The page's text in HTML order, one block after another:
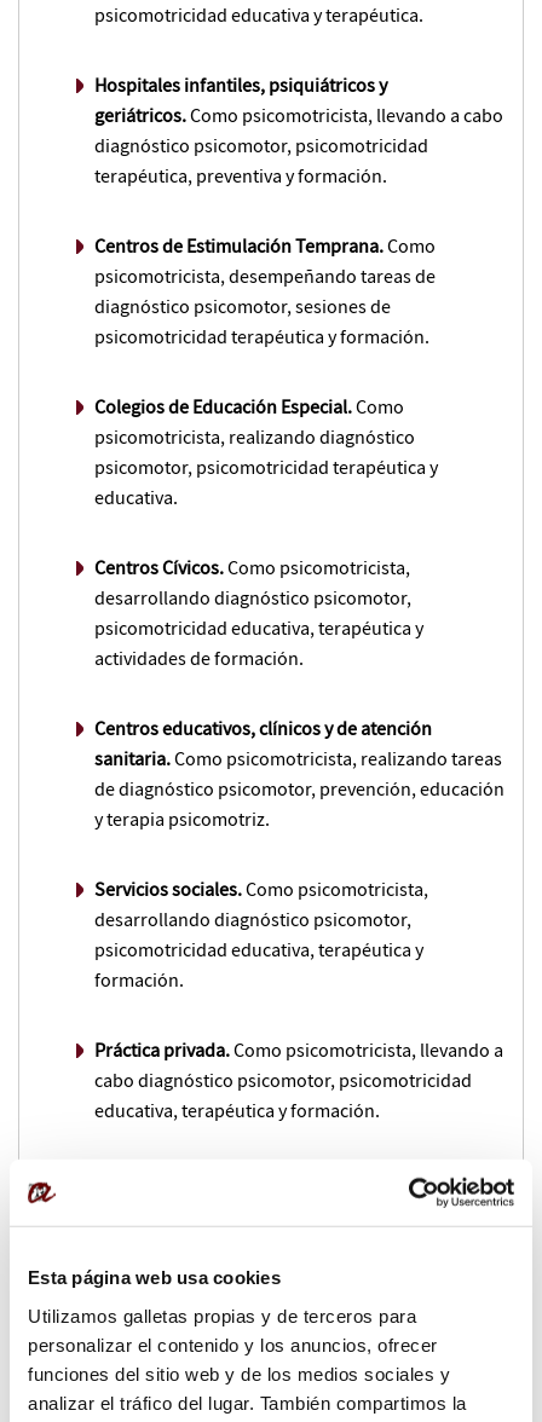
Esta página web usa cookies
Utilizamos galletas propias y de terceros para
personalizar el contenido y los anuncios, ofrecer
funciones del sitio web y de los medios sociales y
analizar el tráfico del lugar. También compartimos la
psicomotricidad educativa y terapéutica.
Hospitales infantiles, psiquiátricos y
geriátricos.Como psicomotricista, llevando a cabo
diagnóstico psicomotor, psicomotricidad
terapéutica, preventiva y formación.
Centros de Estimulación Temprana.Como
psicomotricista, desempeñando tareas de
diagnóstico psicomotor, sesiones de
psicomotricidad terapéutica y formación.
Colegios de Educación Especial.Como
psicomotricista, realizando diagnóstico
psicomotor, psicomotricidad terapéutica y
educativa.
Centros Cívicos.Como psicomotricista,
desarrollando diagnóstico psicomotor,
psicomotricidad educativa, terapéutica y
actividades de formación.
Centros educativos, clínicos y de atención
sanitaria.Como psicomotricista, realizando tareas
de diagnóstico psicomotor, prevención, educación
y terapia psicomotriz.
Servicios sociales.Como psicomotricista,
desarrollando diagnóstico psicomotor,
psicomotricidad educativa, terapéutica y
formación.
Práctica privada.Como psicomotricista, llevando a
cabo diagnóstico psicomotor, psicomotricidad
educativa, terapéutica y formación.
Máster de formación permanente en Educación y Terapia
Psicomotriz
Dirección: